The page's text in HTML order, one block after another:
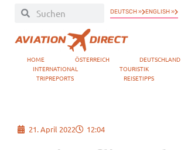
DEUTSCH » ENGLISH »
HOME ÖSTERREICH DEUTSCHLAND
INTERNATIONAL
TOURISTIK
TRIPREPORTS
REISETIPPS
21. April 2022 12:04